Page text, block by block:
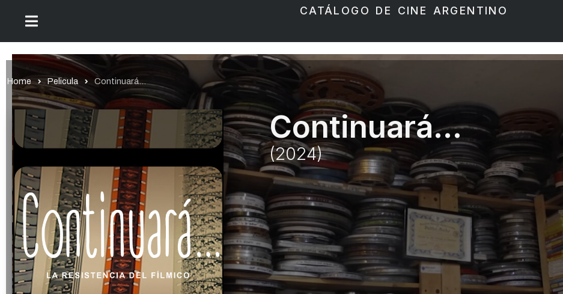
CATÁLOGO DE CINE ARGENTINO
Home Pelicula Continuará…
Continuará…
(2024)